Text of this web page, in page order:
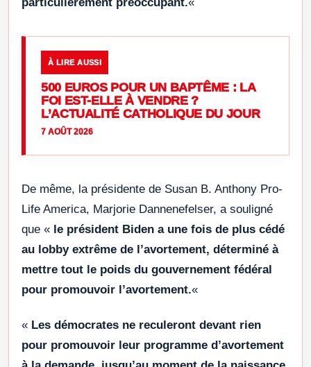
À LIRE AUSSI
500 EUROS POUR UN BAPTÊME : LA
FOI EST-ELLE À VENDRE ?
L’ACTUALITÉ CATHOLIQUE DU JOUR
7 AOÛT 2026
De même, la présidente de Susan B. Anthony Pro-
Life America, Marjorie Dannenefelser, a souligné
que « le président Biden a une fois de plus cédé
au lobby extrême de l’avortement, déterminé à
mettre tout le poids du gouvernement fédéral
pour promouvoir l’avortement.«
« Les démocrates ne reculeront devant rien
pour promouvoir leur programme d’avortement